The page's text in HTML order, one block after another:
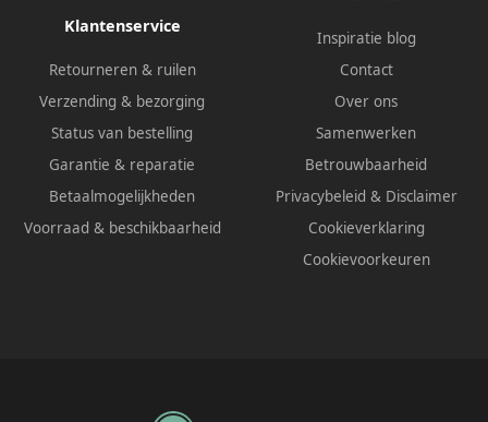
Klantenservice
Retourneren & ruilen
Verzending & bezorging
Status van bestelling
Garantie & reparatie
Betaalmogelijkheden
Voorraad & beschikbaarheid
Inspiratie blog
Contact
Over ons
Samenwerken
Betrouwbaarheid
Privacybeleid & Disclaimer
Cookieverklaring
Cookievoorkeuren